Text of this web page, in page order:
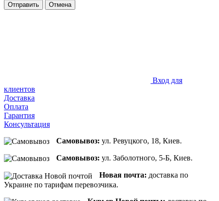
Отправить Отмена
Вход для
клиентов
Доставка
Оплата
Гарантия
Консультация
Самовывоз: ул. Ревуцкого, 18, Киев.
Самовывоз: ул. Заболотного, 5-Б, Киев.
Новая почта: доставка по
Украине по тарифам перевозчика.